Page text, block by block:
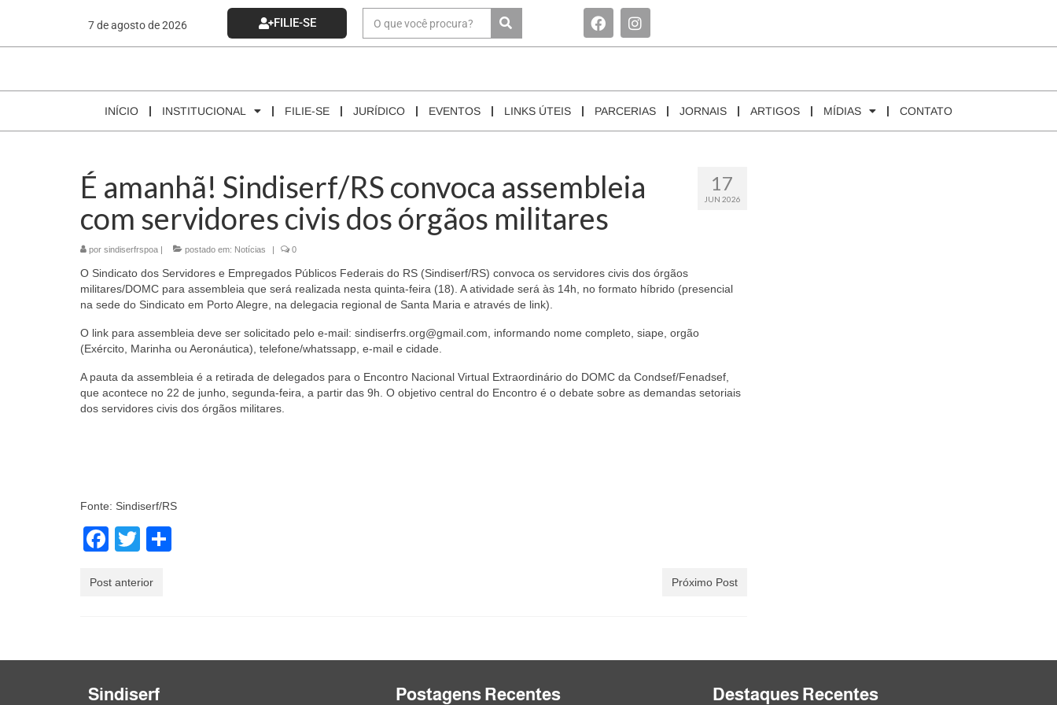
7 de agosto de 2026 FILIE-SE
INÍCIO INSTITUCIONAL FILIE-SE JURÍDICO EVENTOS LINKS ÚTEIS PARCERIAS JORNAIS ARTIGOS MÍDIAS CONTATO
17
JUN 2026
É amanhã! Sindiserf/RS convoca assembleia
com servidores civis dos órgãos militares
por sindiserfrspoa postado em: Notícias 0
O Sindicato dos Servidores e Empregados Públicos Federais do RS (Sindiserf/RS) convoca os servidores civis dos órgãos
militares/DOMC para assembleia que será realizada nesta quinta-feira (18). A atividade será às 14h, no formato híbrido (presencial
na sede do Sindicato em Porto Alegre, na delegacia regional de Santa Maria e através de link).
O link para assembleia deve ser solicitado pelo e-mail: sindiserfrs.org@gmail.com, informando nome completo, siape, orgão
(Exército, Marinha ou Aeronáutica), telefone/whatssapp, e-mail e cidade.
A pauta da assembleia é a retirada de delegados para o Encontro Nacional Virtual Extraordinário do DOMC da Condsef/Fenadsef,
que acontece no 22 de junho, segunda-feira, a partir das 9h. O objetivo central do Encontro é o debate sobre as demandas setoriais
dos servidores civis dos órgãos militares.
Fonte: Sindiserf/RS
Facebook
Twitter
Post anterior Próximo Post
Sindiserf Postagens Recentes Destaques Recentes